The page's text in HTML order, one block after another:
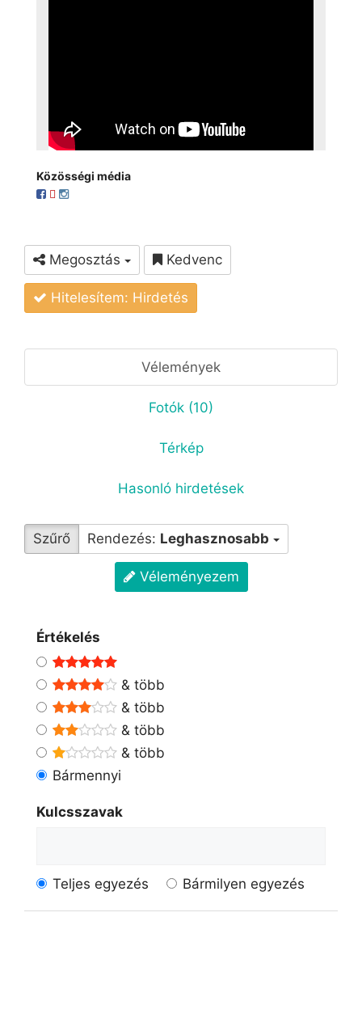
Közösségi média
Megosztás Kedvenc
Hitelesítem: Hirdetés
Vélemények
Fotók (10)
Térkép
Hasonló hirdetések
Szűrő Rendezés: Leghasznosabb
Véleményezem
Értékelés
& több
& több
& több
& több
Bármennyi
Kulcsszavak
Teljes egyezés Bármilyen egyezés